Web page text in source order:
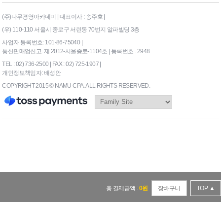
총 결제금액 :0원 장바구니 TOP ▲
(주)나무경영아카데미 | 대표이사 : 송주호 |
(우) 110-110 서울시 종로구 서린동 70번지 알파빌딩 3층
사업자 등록번호: 101-86-75040 |
통신판매업신고: 제 2012-서울종로-1104호 | 등록번호 : 2948
TEL : 02) 736-2500 | FAX : 02) 725-1907 |
개인정보책임자: 배성안
COPYRIGHT 2015 © NAMU CPA. ALL RIGHTS RESERVED.169|End Timer : 0.078125